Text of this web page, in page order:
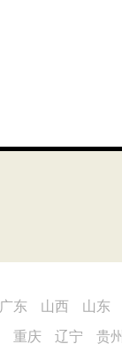
山东
山西
广东
贵州
辽宁
重庆